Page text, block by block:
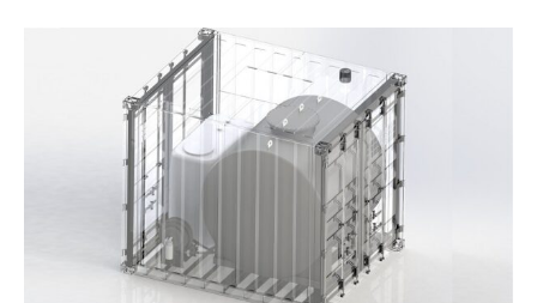
Station
transportable
Transfert de
carburant
Avgaz (100LL
et UL91)(0)
Diesel / Fuel /
GNR